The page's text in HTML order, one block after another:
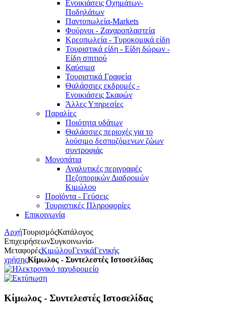
Ενοικιάσεις Οχημάτων-
Ποδηλάτων
Παντοπωλεία-Markets
Φούρνοι - Ζαχαροπλαστεία
Κρεοπωλεία - Τυροκομικά είδη
Τουριστικά είδη - Είδη δώρων -
Είδη σπιτιού
Καύσιμα
Τουριστικά Γραφεία
Θαλάσσιες εκδρομές -
Ενοικιάσεις Σκαφών
Άλλες Υπηρεσίες
Παραλίες
Ποιότητα υδάτων
Θαλάσσιες περιοχές για το
λούσιμο δεσποζόμενων ζώων
συντροφιάς
Μονοπάτια
Αναλυτικές περιγραφές
Πεζοπορικών Διαδρομών
Κιμώλου
Προϊόντα - Γεύσεις
Τουριστικές Πληροφορίες
Επικοινωνία
ΑρχήΤουρισμόςΚατάλογος
ΕπιχειρήσεωνΣυγκοινωνία-
ΜεταφορέςΚιμώλουΓενικάΓενικής
χρήσηςΚίμωλος - Συντελεστές Ιστοσελίδας
Κίμωλος - Συντελεστές Ιστοσελίδας